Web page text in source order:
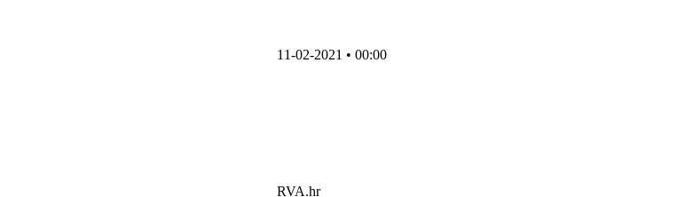
11-02-2021 • 00:00
RVA.hr